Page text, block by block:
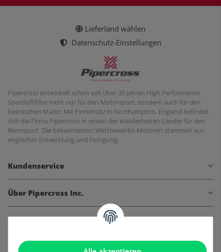
Lieferland wählen
Datenschutz-Einstellungen
Pipercross entwickelt schon seit über 35 Jahren High Performance
Sportluftfilter nicht nur für den Motorsport, sondern auch für den
heimischen Markt. Mit Firmensitz in Northampton, England befindet
sich die Firma Pipercross in einem der etabliertesten Länder für den
Rennsport. Die bekanntesten Wettbewerbs-Motoren stammen aus
englischer Entwicklung und Fertigung.
Kundenservice
Über Pipercross Inc.
Informationen
Gesetzliche Informationen